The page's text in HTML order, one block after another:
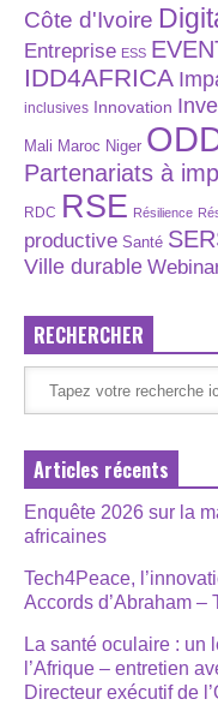
Côte d'Ivoire
Entreprise ESS
IDD4AFRICA
inclusives Innovation
Mali Maroc Niger
Partenariats à
RDC RSE Résilience
productive Santé
Ville durable
RECHERCHER
Articles récents
Enquête 2026 sur la
africaines
Tech4Peace,
Accords d’Abraham –
La santé oculaire : un
l’Afrique – entretien
Directeur exécutif de